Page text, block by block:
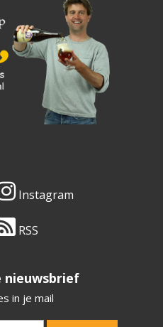
Instagram
RSS
nieuwsbrief
in je mail